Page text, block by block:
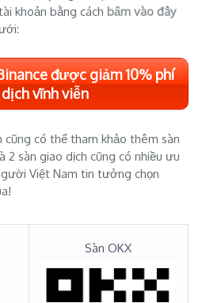
khoản bằng cáchbấm vào đây
được giảm 10% phí
vĩnh viễn
cũng có thể tham khảo thêm sàn
2 sàn giao dịch cũng có nhiều ưu
Việt Nam tin tưởng chọn
Sàn OKX